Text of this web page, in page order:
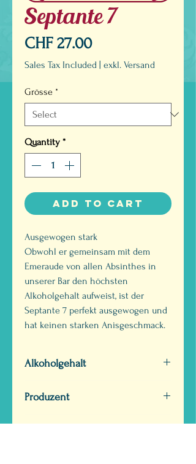
Septante 7
CHF 27.00Price
Sales Tax Included exkl. Versand
Grösse *
Quantity *
Add to Cart
Ausgewogen stark
Obwohl er gemeinsam mit dem
Emeraude von allen Absinthes in
unserer Bar den höchsten
Alkoholgehalt aufweist, ist der
Septante 7 perfekt ausgewogen und
hat keinen starken Anisgeschmack.
Alkoholgehalt
Vol. 77 %
Produzent
Bovet